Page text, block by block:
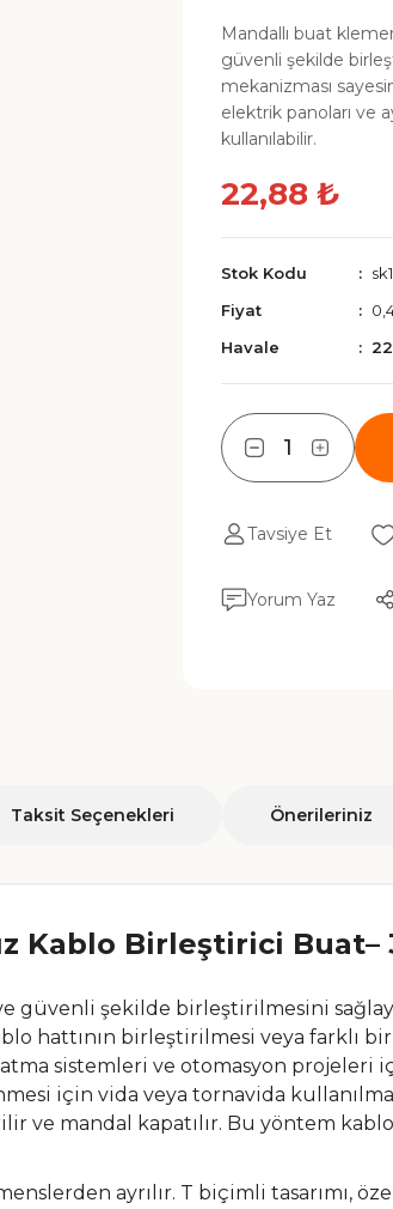
Mandallı buat
güvenli şekilde
mekanizması
elektrik panoları ve
kullanılabilir.
22,88 ₺
Stok Kodu
Fiyat
Havale
Tavsiye Et
Yorum Yaz
Taksit Seçenekleri Önerileriniz
Kablo Birleştirici Buat–
güvenli şekilde birleştirilmesini
hattının birleştirilmesi veya farklı
sistemleri ve otomasyon projeleri
için vida veya tornavida
ve mandal kapatılır. Bu yöntem
ayrılır. T biçimli tasarımı,